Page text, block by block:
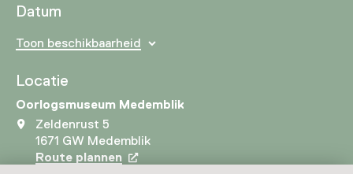
Datum
Toon beschikbaarheid
Locatie
Oorlogsmuseum Medemblik
Zeldenrust 5
1671 GW Medemblik
Route plannen Opent in een nieuw tabblad